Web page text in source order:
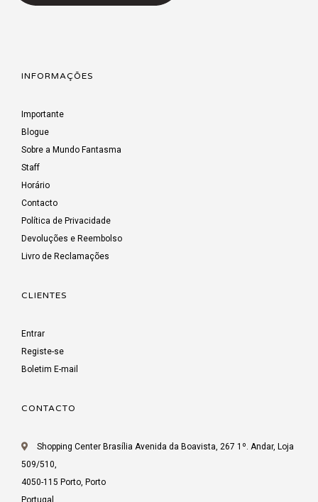
INFORMAÇÕES
Importante
Blogue
Sobre a Mundo Fantasma
Staff
Horário
Contacto
Política de Privacidade
Devoluções e Reembolso
Livro de Reclamações
CLIENTES
Entrar
Registe-se
Boletim E-mail
CONTACTO
Shopping Center Brasília Avenida da Boavista, 267 1º. Andar, Loja
509/510,
4050-115 Porto, Porto
Portugal